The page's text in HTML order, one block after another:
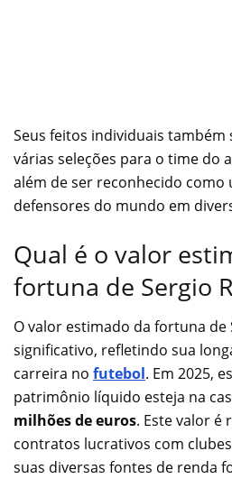
Seus feitos individuais
várias seleções para o time do
além de ser reconhecido como
defensores do mundo em
Qual é o valor
fortuna de Sergio
O valor estimado da fortuna de
significativo, refletindo sua
carreira no futebol. Em 2025,
patrimônio líquido esteja na
milhões de euros. Este valor é
contratos lucrativos com
suas diversas fontes de renda